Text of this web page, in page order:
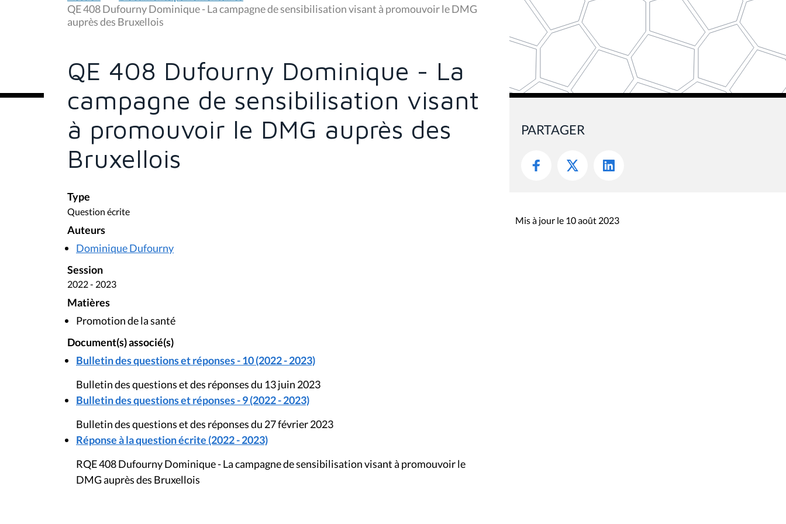
u
s
ê
c
:
QE 408 Dufourny Dominique - La campagne de sensibilisation visant à promouvoir le DMG
auprès des Bruxellois
QE 408 Dufourny Dominique - La
campagne de sensibilisation visant
à promouvoir le DMG auprès des
Bruxellois
Type
Question écrite
Auteurs
Dominique Dufourny
Session
2022 - 2023
Matières
Promotion de la santé
Document(s) associé(s)
Bulletin des questions et réponses - 10 (2022 - 2023)
Bulletin des questions et des réponses du 13 juin 2023
Bulletin des questions et réponses - 9 (2022 - 2023)
Bulletin des questions et des réponses du 27 février 2023
Réponse à la question écrite (2022 - 2023)
RQE 408 Dufourny Dominique - La campagne de sensibilisation visant à promouvoir le
DMG auprès des Bruxellois
PARTAGER
Mis à jour le 10 août 2023